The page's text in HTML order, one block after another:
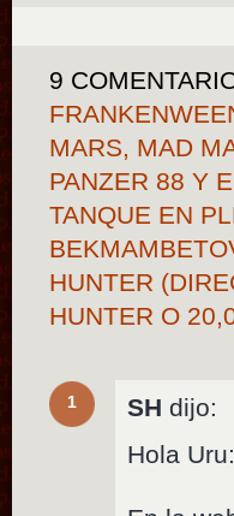
9
MARS, MAD
PANZER 88 Y
TANQUE EN
HUNTER
HUNTER O
1 SH dijo:
Hola Uru: